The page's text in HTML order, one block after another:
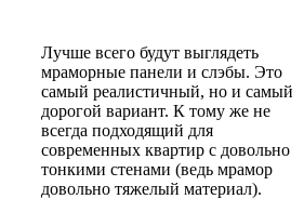
Лучше всего будут выглядеть
мраморные панели и слэбы. Это
самый реалистичный, но и самый
дорогой вариант. К тому же не
всегда подходящий для
современных квартир с довольно
тонкими стенами (ведь мрамор
довольно тяжелый материал).